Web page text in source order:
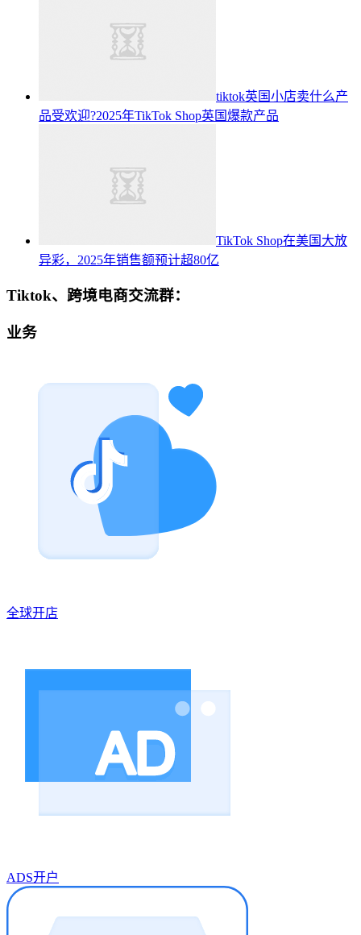
tiktok英国小店卖什么产
品受欢迎?2025年TikTok Shop英国爆款产品
TikTok Shop在美国大放
异彩，2025年销售额预计超80亿
Tiktok、跨境电商交流群：
业务
全球开店
ADS开户